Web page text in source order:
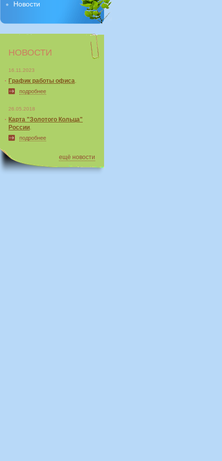
Новости
НОВОСТИ
16.11.2023
График работы офиса.
подробнее
26.05.2018
Карта "Золотого Кольца"
России.
подробнее
ещё новости